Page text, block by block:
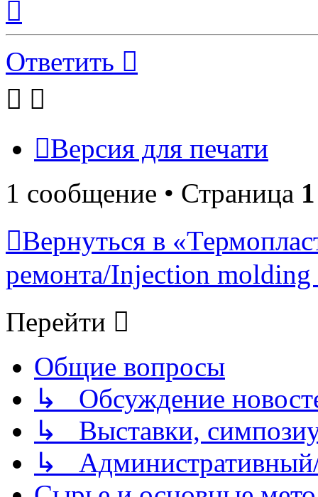
началу
Ответить
Версия для печати
1 сообщение • Страница 1
Вернуться в
ремонта/Injection molding
Перейти
Общие вопросы
↳ Обсуждение
↳ Выставки,
↳